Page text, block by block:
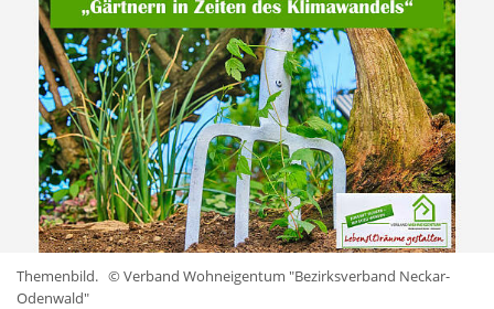
Themenbild. © Verband Wohneigentum "Bezirksverband Neckar-
Odenwald"